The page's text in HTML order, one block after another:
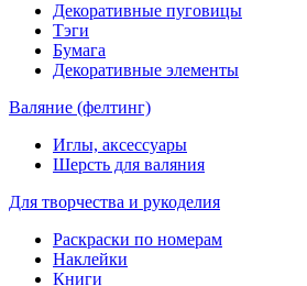
Декоративные пуговицы
Тэги
Бумага
Декоративные элементы
Валяние (фелтинг)
Иглы, аксессуары
Шерсть для валяния
Для творчества и рукоделия
Раскраски по номерам
Наклейки
Книги